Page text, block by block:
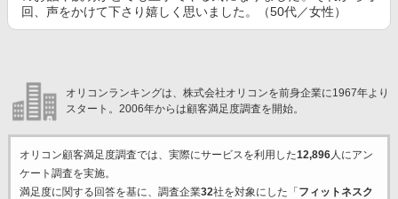
回、声をかけて下さり嬉しく思いました。（50代／女性）
オリコンランキングは、株式会社オリコンを前身企業に1967年より
スタート。2006年からは顧客満足度調査を開始。
オリコン顧客満足度調査では、実際にサービスを利用した12,896人にアン
ケート調査を実施。
満足度に関する回答を基に、調査企業32社を対象にした「 フィットネスク